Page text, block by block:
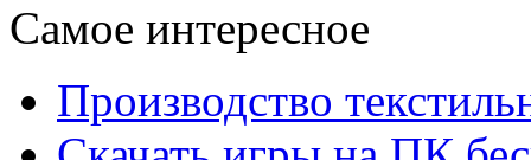
Самое интересное
Производство